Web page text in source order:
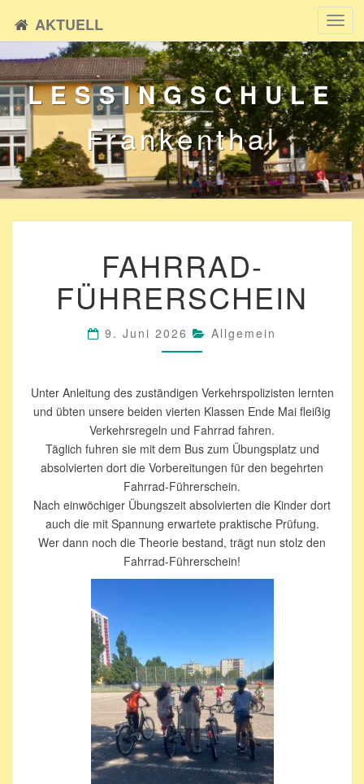
AKTUELL
LESSINGSCHULE
Frankenthal
FÜHRERSCHEIN
FAHRRAD-
FÜHRERSCHEIN
9. Juni 2026 Allgemein
Unter Anleitung des zuständigen Verkehrspolizisten lernten
und übten unsere beiden vierten Klassen Ende Mai fleißig
Verkehrsregeln und Fahrrad fahren.
Täglich fuhren sie mit dem Bus zum Übungsplatz und
absolvierten dort die Vorbereitungen für den begehrten
Fahrrad-Führerschein.
Nach einwöchiger Übungszeit absolvierten die Kinder dort
auch die mit Spannung erwartete praktische Prüfung.
Wer dann noch die Theorie bestand, trägt nun stolz den
Fahrrad-Führerschein!